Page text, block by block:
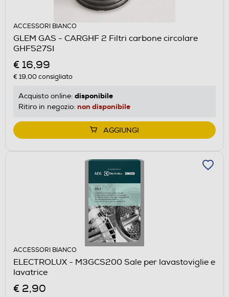
ACCESSORI BIANCO
GLEM GAS - CARGHF 2 Filtri carbone circolare
GHF527SI
€ 16,99
€ 19,00consigliato
Acquisto online: disponibile
Ritiro in negozio: non disponibile
AGGIUNGI
ACCESSORI BIANCO
ELECTROLUX - M3GCS200 Sale per lavastoviglie e
lavatrice
€ 2,90